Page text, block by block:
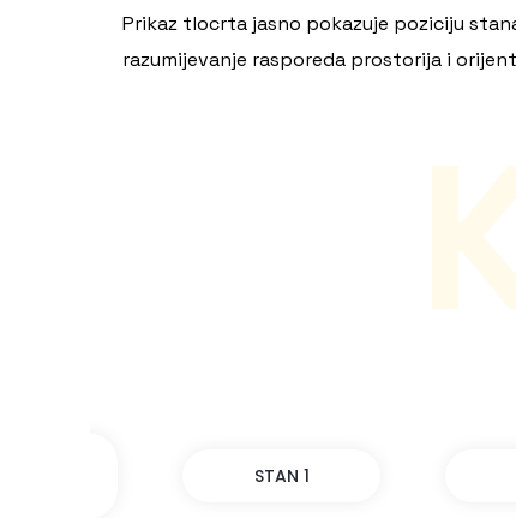
Prikaz tlocrta jasno pokazuje poziciju
razumijevanje rasporeda prostorija i
STAN 1